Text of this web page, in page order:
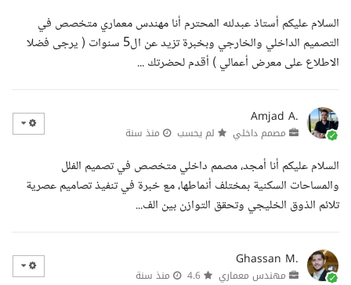
السلام عليكم أستاذ عبدلله المحترم أنا مهندس معماري متخصص في
التصميم الداخلي والخارجي وبخبرة تزيد عن ال5 سنوات ( يرجى فضلا
الاطلاع على معرض أعمالي ) أقدم لحضرتك ...
Amjad A.
مصمم داخلي لم يحسب منذ سنة
السلام عليكم أنا أمجد، مصمم داخلي متخصص في تصميم الفلل
والمساحات السكنية بمختلف أنماطها، مع خبرة في تنفيذ تصاميم عصرية
تلائم الذوق الخليجي وتحقق التوازن بين الف...
Ghassan M.
مهندس معماري منذ سنة